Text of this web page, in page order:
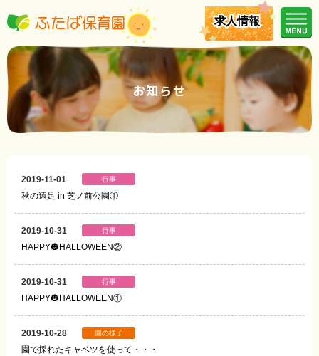
求人情報
求人情報
お知らせ
2019-11-01 行事
秋の遠足 in 芝ノ前公園①
2019-10-31 行事
HAPPY🎃HALLOWEEN②
2019-10-31 行事
HAPPY🎃HALLOWEEN①
2019-10-28 園の様子
園で採れたキャベツを使って・・・